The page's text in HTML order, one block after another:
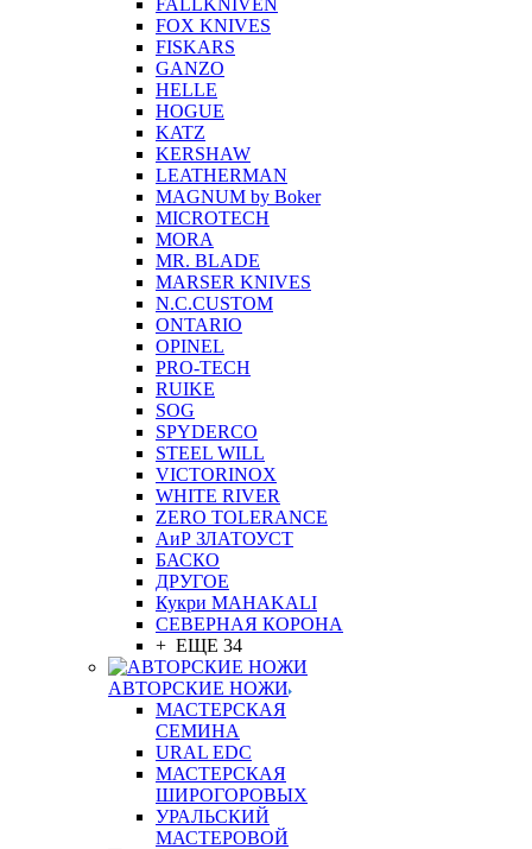
FALLKNIVEN
FOX KNIVES
FISKARS
GANZO
HELLE
HOGUE
KATZ
KERSHAW
LEATHERMAN
MAGNUM by Boker
MICROTECH
MORA
MR. BLADE
MARSER KNIVES
N.C.CUSTOM
ONTARIO
OPINEL
PRO-TECH
RUIKE
SOG
SPYDERCO
STEEL WILL
VICTORINOX
WHITE RIVER
ZERO TOLERANCE
АиР ЗЛАТОУСТ
БАСКО
ДРУГОЕ
Кукри MAHAKALI
СЕВЕРНАЯ КОРОНА
+ ЕЩЕ 34
АВТОРСКИЕ НОЖИ
МАСТЕРСКАЯ
СЕМИНА
URAL EDC
МАСТЕРСКАЯ
ШИРОГОРОВЫХ
УРАЛЬСКИЙ
МАСТЕРОВОЙ